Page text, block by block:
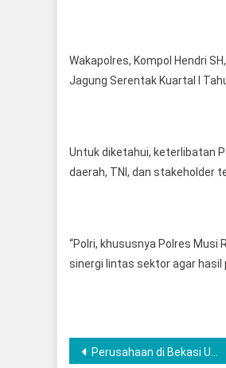
Wakapolres, Kompol Hendri
Jagung Serentak Kuartal I
Untuk diketahui, keterlibatan
daerah, TNI, dan stakeholder
“Polri, khususnya Polres Musi
sinergi lintas sektor agar
Post
Perusahaan di Bekasi Utara Prioritaskan Warga Lokal, DPRD Beri Apresiasi